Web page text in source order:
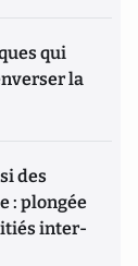
qui
la
des
: plongée
inter-